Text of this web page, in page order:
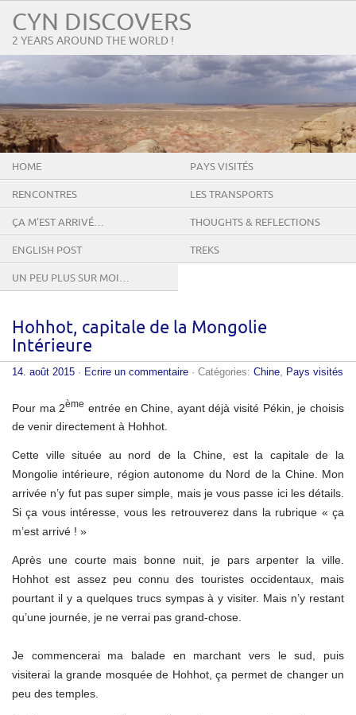
CYN DISCOVERS
2 YEARS AROUND THE WORLD !
HOME PAYS VISITÉS
RENCONTRES LES TRANSPORTS
ÇA M’EST ARRIVÉ… THOUGHTS & REFLECTIONS
ENGLISH POST TREKS
UN PEU PLUS SUR MOI…
Hohhot, capitale de la Mongolie
Intérieure
14. août 2015 · Ecrire un commentaire · Catégories: Chine Pays visités
Pour ma 2ème entrée en Chine, ayant déjà visité Pékin, je choisis
de venir directement à Hohhot.
Cette ville située au nord de la Chine, est la capitale de la
Mongolie intérieure, région autonome du Nord de la Chine. Mon
arrivée n’y fut pas super simple, mais je vous passe ici les détails.
Si ça vous intéresse, vous les retrouverez dans la rubrique « ça
m’est arrivé ! »
Après une courte mais bonne nuit, je pars arpenter la ville.
Hohhot est assez peu connu des touristes occidentaux, mais
pourtant il y a quelques trucs sympas à y visiter. Mais n’y restant
qu’une journée, je ne verrai pas grand-chose.
Je commencerai ma balade en marchant vers le sud, puis
visiterai la grande mosquée de Hohhot, ça permet de changer un
peu des temples.